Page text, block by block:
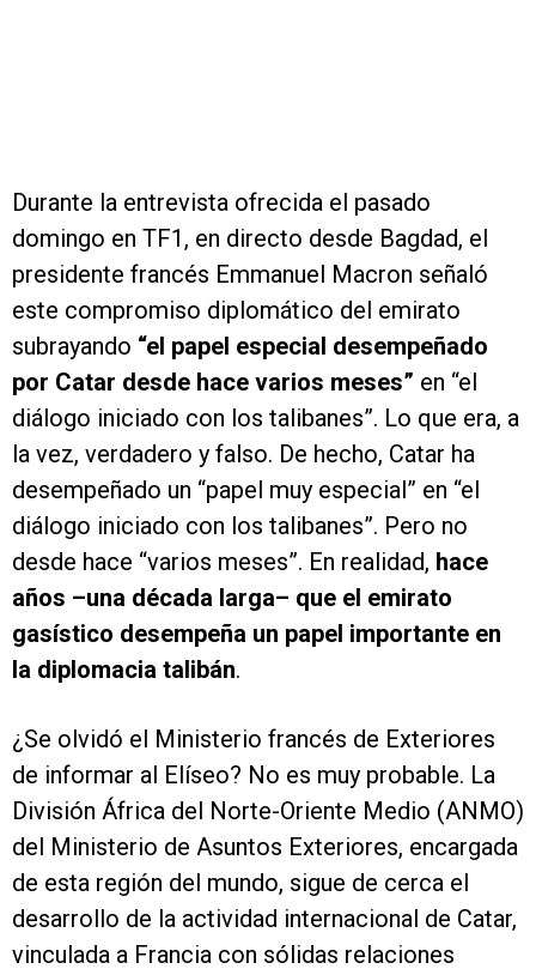
Durante la entrevista ofrecida el pasado
domingo en TF1, en directo desde Bagdad, el
presidente francés Emmanuel Macron señaló
este compromiso diplomático del emirato
subrayando “el papel especial desempeñado
por Catar desde hace varios meses” en “el
diálogo iniciado con los talibanes”. Lo que era, a
la vez, verdadero y falso. De hecho, Catar ha
desempeñado un “papel muy especial” en “el
diálogo iniciado con los talibanes”. Pero no
desde hace “varios meses”. En realidad, hace
años –una década larga– que el emirato
gasístico desempeña un papel importante en
la diplomacia talibán.
¿Se olvidó el Ministerio francés de Exteriores
de informar al Elíseo? No es muy probable. La
División África del Norte-Oriente Medio (ANMO)
del Ministerio de Asuntos Exteriores, encargada
de esta región del mundo, sigue de cerca el
desarrollo de la actividad internacional de Catar,
vinculada a Francia con sólidas relaciones